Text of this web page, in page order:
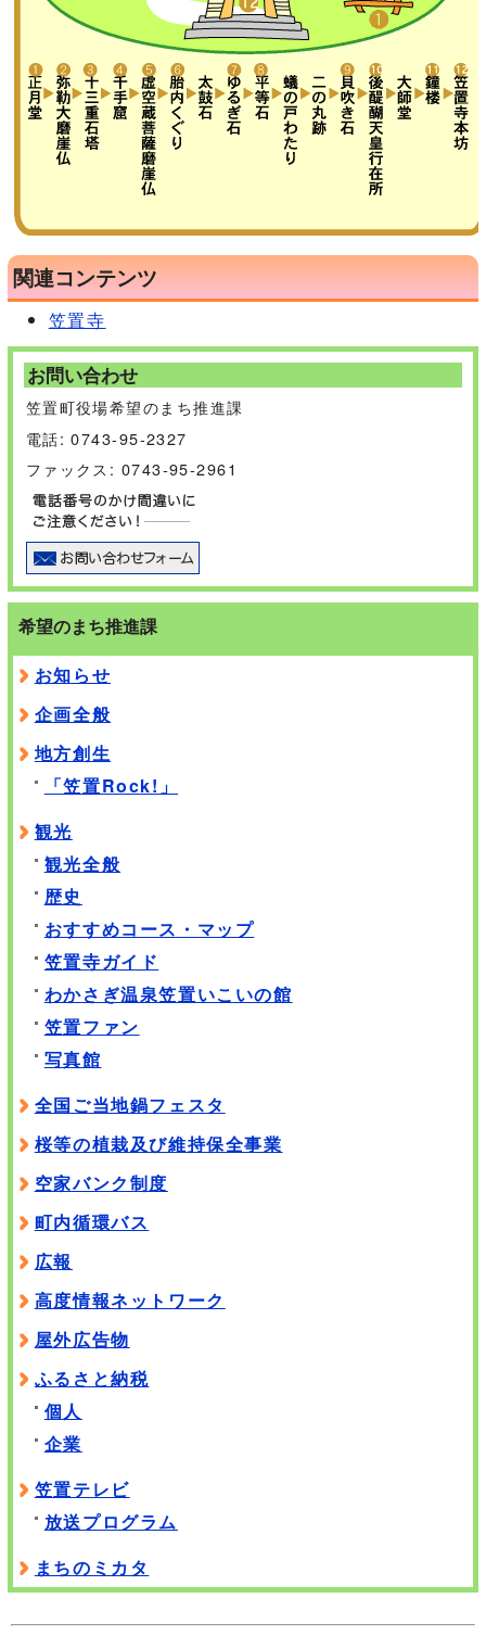
関連コンテンツ
笠置寺
お問い合わせ
笠置町役場希望のまち推進課
電話: 0743-95-2327
ファックス: 0743-95-2961
希望のまち推進課
お知らせ
企画全般
地方創生
「笠置Rock!」
観光
観光全般
歴史
おすすめコース・マップ
笠置寺ガイド
わかさぎ温泉笠置いこいの館
笠置ファン
写真館
全国ご当地鍋フェスタ
桜等の植栽及び維持保全事業
空家バンク制度
町内循環バス
広報
高度情報ネットワーク
屋外広告物
ふるさと納税
個人
企業
笠置テレビ
放送プログラム
まちのミカタ